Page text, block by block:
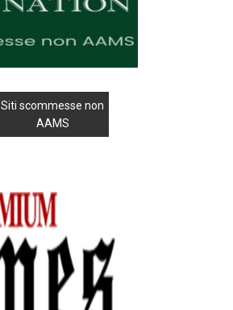
Siti scommesse non
AAMS